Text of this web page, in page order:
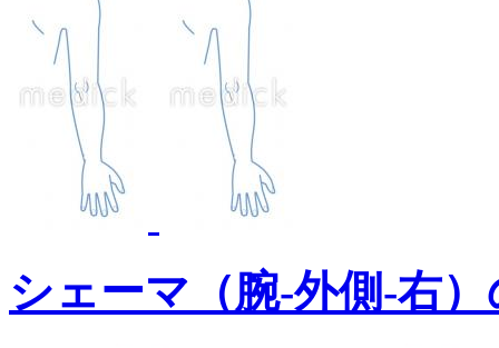
シェーマ（腕-外側-右